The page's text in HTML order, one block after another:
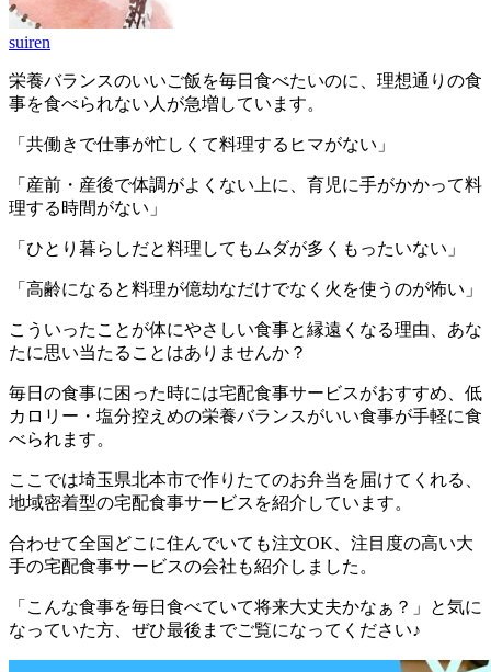
suiren
栄養バランスのいいご飯を毎日食べたいのに、理想通りの食
事を食べられない人が急増しています。
「共働きで仕事が忙しくて料理するヒマがない」
「産前・産後で体調がよくない上に、育児に手がかかって料
理する時間がない」
「ひとり暮らしだと料理してもムダが多くもったいない」
「高齢になると料理が億劫なだけでなく火を使うのが怖い」
こういったことが体にやさしい食事と縁遠くなる理由、あな
たに思い当たることはありませんか？
毎日の食事に困った時には宅配食事サービスがおすすめ、低
カロリー・塩分控えめの栄養バランスがいい食事が手軽に食
べられます。
ここでは埼玉県北本市で作りたてのお弁当を届けてくれる、
地域密着型の宅配食事サービスを紹介しています。
合わせて全国どこに住んでいても注文OK、注目度の高い大
手の宅配食事サービスの会社も紹介 しました。
「こんな食事を毎日食べていて将来大丈夫かなぁ？」と気に
なっていた方、ぜひ最後までご覧になってください♪